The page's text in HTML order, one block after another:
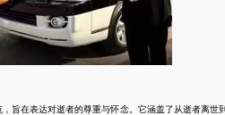
旨在表达对逝者的尊重与怀念。它涵盖了从逝者离